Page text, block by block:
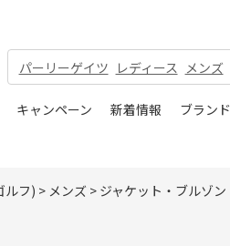
パーリーゲイツ レディース メンズ
キャンペーン 新着情報 ブランド
ルフ) > メンズ > ジャケット・ブルゾン